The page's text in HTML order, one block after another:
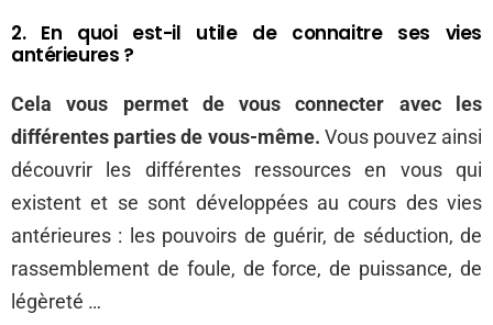
2. En quoi est-il utile de connaitre ses vies
antérieures ?
Cela vous permet de vous connecter avec les
différentes parties de vous-même. Vous pouvez ainsi
découvrir les différentes ressources en vous qui
existent et se sont développées au cours des vies
antérieures : les pouvoirs de guérir, de séduction, de
rassemblement de foule, de force, de puissance, de
légèreté …